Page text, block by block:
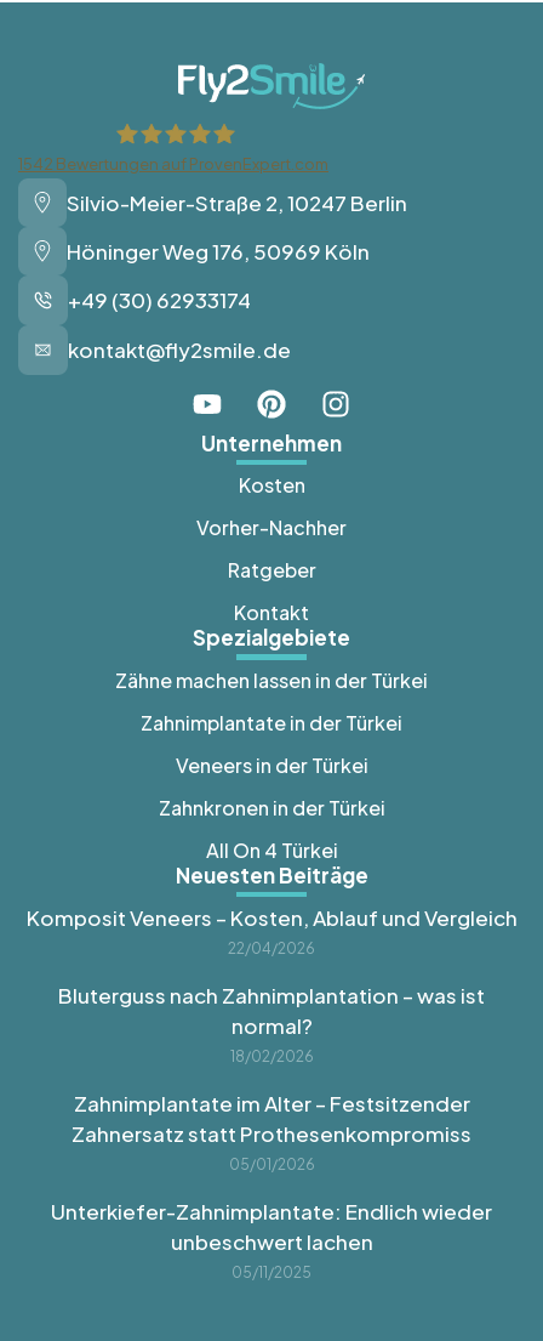
Fly2Smile
1542 Bewertungen auf ProvenExpert.com
Silvio-Meier-Straße 2, 10247 Berlin
Höninger Weg 176, 50969 Köln
+49 (30) 62933174
kontakt@fly2smile.de
Unternehmen
Kosten
Vorher-Nachher
Ratgeber
Kontakt
Spezialgebiete
Zähne machen lassen in der Türkei
Zahnimplantate in der Türkei
Veneers in der Türkei
Zahnkronen in der Türkei
All On 4 Türkei
Neuesten Beiträge
Komposit Veneers – Kosten, Ablauf und Vergleich
22/04/2026
Bluterguss nach Zahnimplantation – was ist
normal?
18/02/2026
Zahnimplantate im Alter – Festsitzender
Zahnersatz statt Prothesenkompromiss
05/01/2026
Unterkiefer-Zahnimplantate: Endlich wieder
unbeschwert lachen
05/11/2025